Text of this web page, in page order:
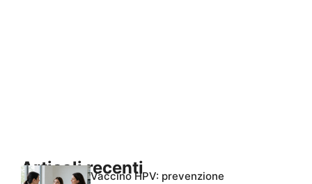
Articoli recentiVaccino HPV: prevenzione